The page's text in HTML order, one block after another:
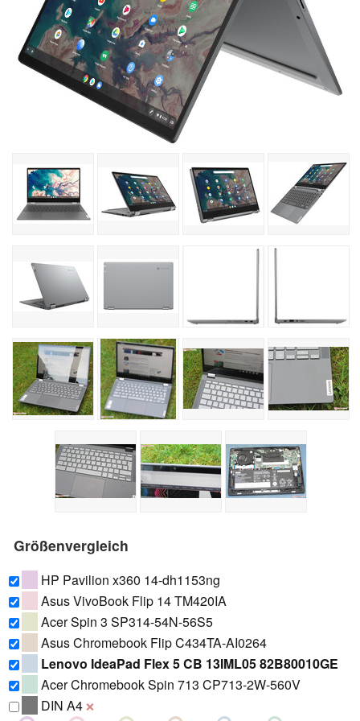
Größenvergleich
HP Pavilion x360 14-dh1153ng
Asus VivoBook Flip 14 TM420IA
Acer Spin 3 SP314-54N-56S5
Asus Chromebook Flip C434TA-AI0264
Lenovo IdeaPad Flex 5 CB 13IML05 82B80010GE
Acer Chromebook Spin 713 CP713-2W-560V
DIN A4 ❌